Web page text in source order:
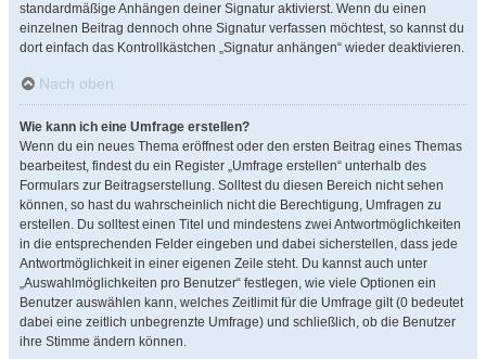
standardmäßige Anhängen deiner Signatur aktivierst. Wenn du einen
einzelnen Beitrag dennoch ohne Signatur verfassen möchtest, so kannst du
dort einfach das Kontrollkästchen „Signatur anhängen“ wieder deaktivieren.
Nach oben
Wie kann ich eine Umfrage erstellen?
Wenn du ein neues Thema eröffnest oder den ersten Beitrag eines Themas
bearbeitest, findest du ein Register „Umfrage erstellen“ unterhalb des
Formulars zur Beitragserstellung. Solltest du diesen Bereich nicht sehen
können, so hast du wahrscheinlich nicht die Berechtigung, Umfragen zu
erstellen. Du solltest einen Titel und mindestens zwei Antwortmöglichkeiten
in die entsprechenden Felder eingeben und dabei sicherstellen, dass jede
Antwortmöglichkeit in einer eigenen Zeile steht. Du kannst auch unter
„Auswahlmöglichkeiten pro Benutzer“ festlegen, wie viele Optionen ein
Benutzer auswählen kann, welches Zeitlimit für die Umfrage gilt (0 bedeutet
dabei eine zeitlich unbegrenzte Umfrage) und schließlich, ob die Benutzer
ihre Stimme ändern können.